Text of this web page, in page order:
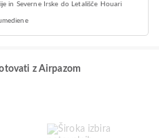
in Severne Irske do Letališče Houari
z Airpazom